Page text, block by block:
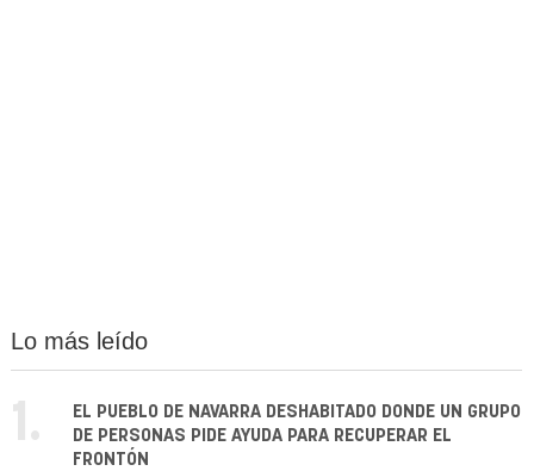
Lo más leído
1.
EL PUEBLO DE NAVARRA DESHABITADO DONDE UN GRUPO
DE PERSONAS PIDE AYUDA PARA RECUPERAR EL
FRONTÓN